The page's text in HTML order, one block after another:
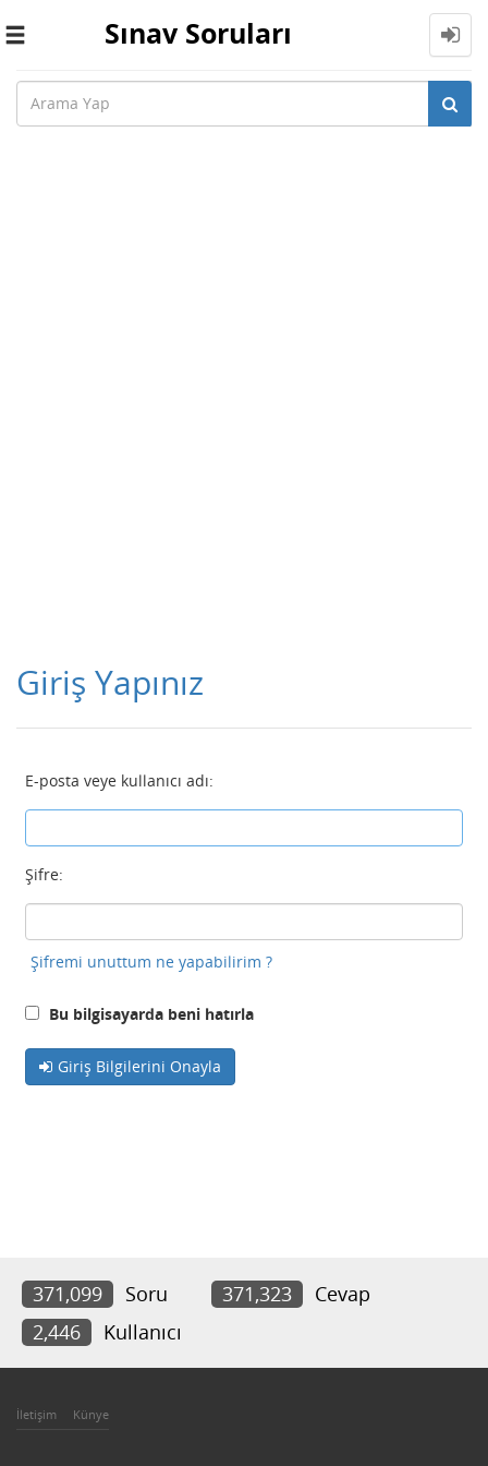
Toggle
Sınav Soruları
Giriş Yapınız
E-posta veye kullanıcı adı:
Şifre:
Şifremi unuttum ne yapabilirim ?
Bu bilgisayarda beni hatırla
Giriş Bilgilerini Onayla
371,099 Soru 371,323
Cevap
2,446
Kullanıcı
İletişim Künye